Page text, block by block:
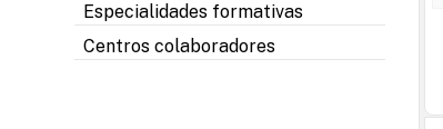
Especialidades formativas
Centros colaboradores